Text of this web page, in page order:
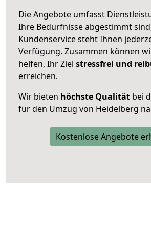
Die Angebote umfasst
Ihre Bedürfnisse abgestimmt
Kundenservice steht Ihnen
Verfügung. Zusammen können
helfen, Ihr Ziel stressfrei und
erreichen.
Wir bieten höchste Qualität bei
für den Umzug von Heidelberg
Kostenlose Angebote